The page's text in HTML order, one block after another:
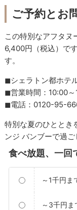
ご予約とお
この特別なアフタヌ
6,400円（税込）で
す。
◼︎シェラトン都ホテ
◼︎営業時間：10:00
◼︎電話：0120-95-
特別な夏のひととき
ンジ バンブーで過